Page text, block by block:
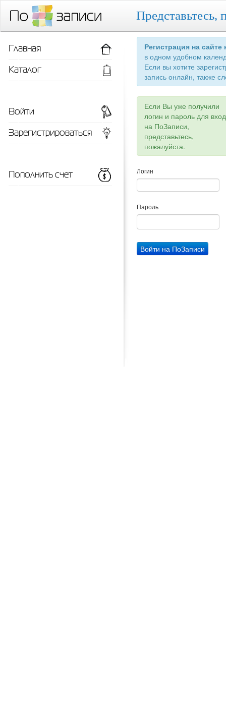
Представьтесь,
Регистрация на
в одном удобном
Если вы хотите
запись онлайн, также
Если Вы уже получили
логин и пароль для
на ПоЗаписи,
представьтесь,
пожалуйста.
Логин
Пароль
Главная
Каталог
Войти
Зарегистрироваться
Пополнить счет